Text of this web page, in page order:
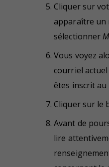
Cliquer sur
apparaître un
sélectionner
Vous voyez
courriel actuel
êtes inscrit au
Cliquer sur le
Avant de
lire